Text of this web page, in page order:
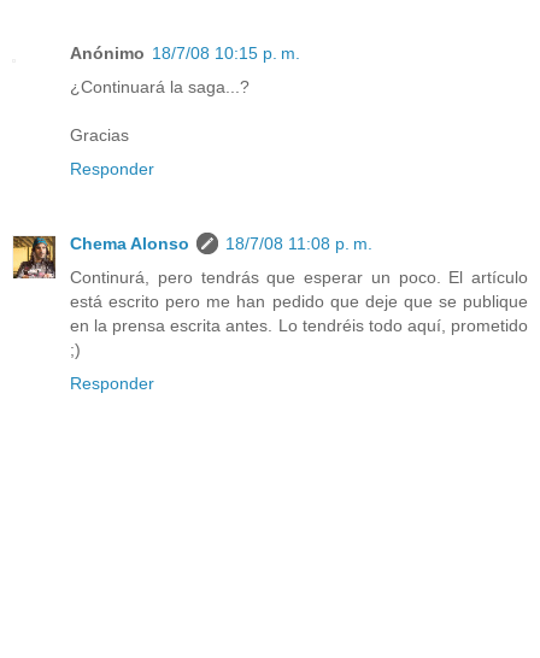
Anónimo 18/7/08 10:15 p. m.
¿Continuará la saga...?
Gracias
Responder
Chema Alonso
18/7/08 11:08 p. m.
Continurá, pero tendrás que esperar un poco. El artículo
está escrito pero me han pedido que deje que se publique
en la prensa escrita antes. Lo tendréis todo aquí, prometido
;)
Responder